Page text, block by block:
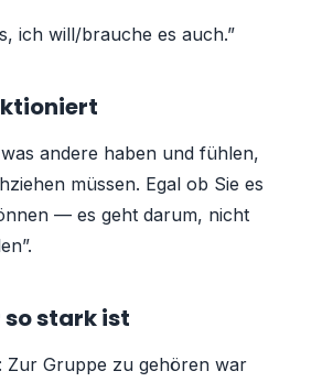
ich will/brauche es auch.”
andere haben und fühlen,
müssen. Egal ob Sie es
— es geht darum, nicht
stark ist
: Zur Gruppe zu gehören war